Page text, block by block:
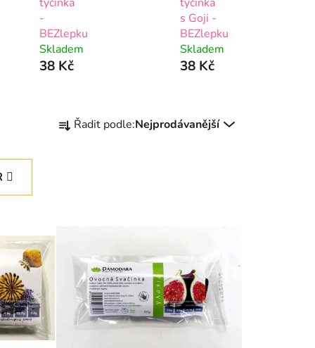
-
BEZlepku
Skladem
38 Kč
s Goji -
BEZlepku
Skladem
38 Kč
a Řadit podle:Nejprodávanější